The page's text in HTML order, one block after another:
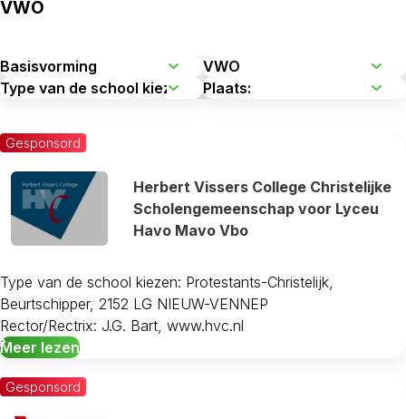
VWO
Gesponsord
Herbert Vissers College Christelijke
Scholengemeenschap voor Lyceu
Havo Mavo Vbo
Type van de school kiezen: Protestants-Christelijk,
Beurtschipper, 2152 LG NIEUW-VENNEP
Rector/Rectrix: J.G. Bart, www.hvc.nl
Meer lezen
Gesponsord